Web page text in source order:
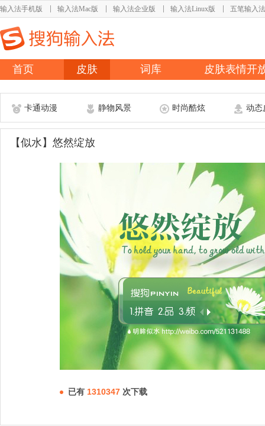
输入法手机版 输入法Mac版 输入法企业版 输入法Linux版 五笔输入法
首页 皮肤 词库 皮肤表情开
卡通动漫 静物风景 时尚酷炫 动态
【似水】悠然绽放
已有 1310347 次下载